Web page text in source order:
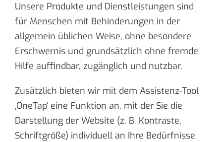
Unsere Produkte und Dienstleistungen sind
für Menschen mit Behinderungen in der
allgemein üblichen Weise, ohne besondere
Erschwernis und grundsätzlich ohne fremde
Hilfe auffindbar, zugänglich und nutzbar.
Zusätzlich bieten wir mit dem Assistenz-Tool
‚OneTap‘ eine Funktion an, mit der Sie die
Darstellung der Website (z. B. Kontraste,
Schriftgröße) individuell an Ihre Bedürfnisse